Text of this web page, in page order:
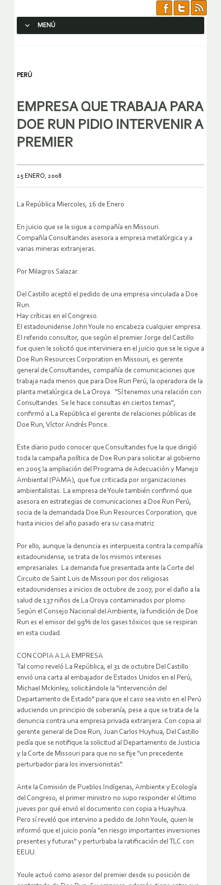
MENÚ
PERÚ
EMPRESA QUE TRABAJA PARA
DOE RUN PIDIO INTERVENIR A
PREMIER
25 ENERO, 2008
La República Miercoles, 16 de Enero
En juicio que se le sigue a compañía en Missouri.
Compañía Consultandes asesora a empresa metalúrgica y a
varias mineras extranjeras.
Por Milagros Salazar.
Del Castillo aceptó el pedido de una empresa vinculada a Doe
Run.
Hay críticas en el Congreso.
El estadounidense John Youle no encabeza cualquier empresa.
El referido consultor, que según el premier Jorge del Castillo
fue quien le solicitó que interviniera en el juicio que se le sigue a
Doe Run Resources Corporation en Missouri, es gerente
general de Consultandes, compañía de comunicaciones que
trabaja nada menos que para Doe Run Perú, la operadora de la
planta metalúrgica de La Oroya. "Sí tenemos una relación con
Consultandes. Se le hace consultas en ciertos temas",
confirmó a La República el gerente de relaciones públicas de
Doe Run, Víctor Andrés Ponce.
Este diario pudo conocer que Consultandes fue la que dirigió
toda la campaña política de Doe Run para solicitar al gobierno
en 2005 la ampliación del Programa de Adecuación y Manejo
Ambiental (PAMA), que fue criticada por organizaciones
ambientalistas. La empresa de Youle también confirmó que
asesora en estrategias de comunicaciones a Doe Run Perú,
socia de la demandada Doe Run Resources Corporation, que
hasta inicios del año pasado era su casa matriz.
Por ello, aunque la denuncia es interpuesta contra la compañía
estadounidense, se trata de los mismos intereses
empresariales. La demanda fue presentada ante la Corte del
Circuito de Saint Luis de Missouri por dos religiosas
estadounidenses a inicios de octubre de 2007, por el daño a la
salud de 137 niños de La Oroya contaminados por plomo.
Según el Consejo Nacional del Ambiente, la fundición de Doe
Run es el emisor del 99% de los gases tóxicos que se respiran
en esta ciudad.
CON COPIA A LA EMPRESA
Tal como reveló La República, el 31 de octubre Del Castillo
envió una carta al embajador de Estados Unidos en el Perú,
Michael Mckinley, solicitándole la "intervención del
Departamento de Estado" para que el caso sea visto en el Perú
aduciendo un principio de soberanía, pese a que se trata de la
denuncia contra una empresa privada extranjera. Con copia al
gerente general de Doe Run, Juan Carlos Huyhua, Del Castillo
pedía que se notifique la solicitud al Departamento de Justicia
y la Corte de Missouri para que no se fije "un precedente
perturbador para los inversionistas".
Ante la Comisión de Pueblos Indígenas, Ambiente y Ecología
del Congreso, el primer ministro no supo responder el último
jueves por qué envió el documento con copia a Huayhua.
Pero sí reveló que intervino a pedido de John Youle, quien le
informó que el juicio ponía "en riesgo importantes inversiones
presentes y futuras" y perturbaba la ratificación del TLC con
EEUU.
Youle actuó como asesor del premier desde su posición de